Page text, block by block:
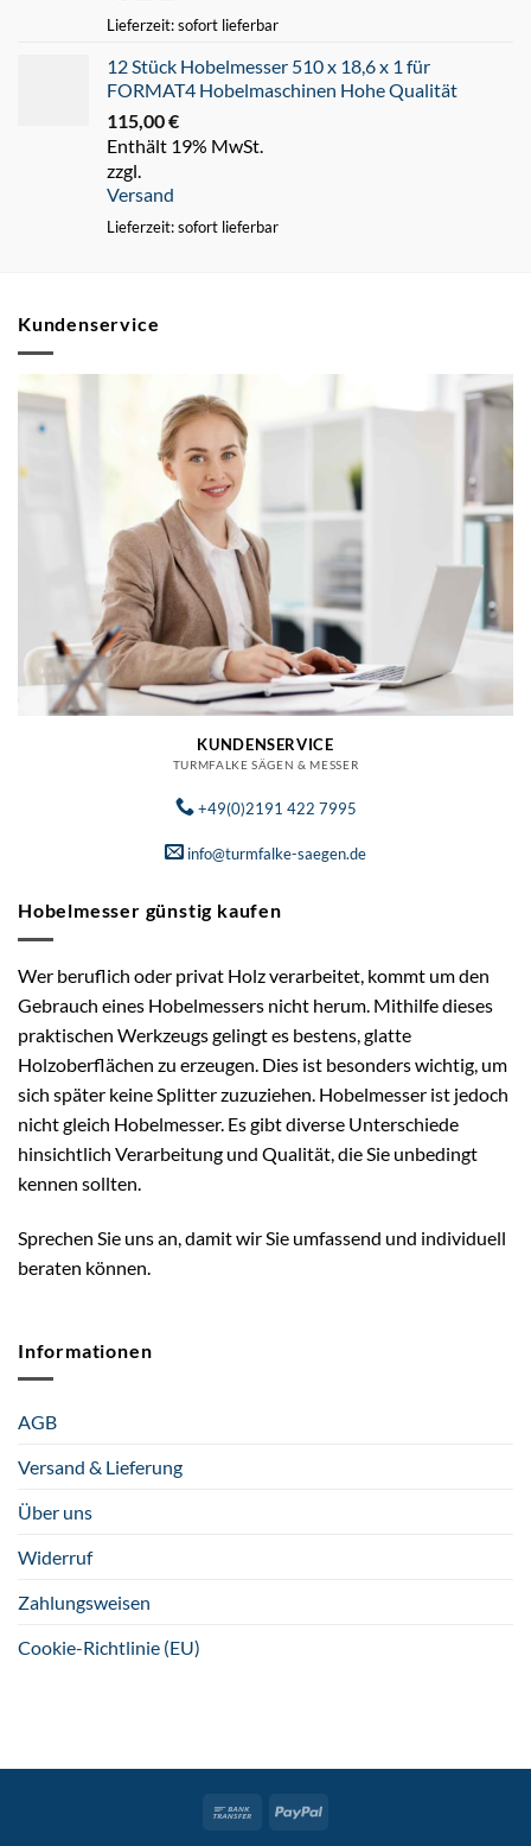
Lieferzeit: sofort lieferbar
12 Stück Hobelmesser 510 x 18,6 x 1 für
FORMAT4 Hobelmaschinen Hohe Qualität
115,00€
Enthält 19% MwSt.
zzgl.
Versand
Lieferzeit: sofort lieferbar
Kundenservice
KUNDENSERVICE
TURMFALKE SÄGEN & MESSER
+49(0)2191 422 7995
info@turmfalke-saegen.de
Hobelmesser günstig kaufen
Wer beruflich oder privat Holz verarbeitet, kommt um den
Gebrauch eines Hobelmessers nicht herum. Mithilfe dieses
praktischen Werkzeugs gelingt es bestens, glatte
Holzoberflächen zu erzeugen. Dies ist besonders wichtig, um
sich später keine Splitter zuzuziehen. Hobelmesser ist jedoch
nicht gleich Hobelmesser. Es gibt diverse Unterschiede
hinsichtlich Verarbeitung und Qualität, die Sie unbedingt
kennen sollten.
Sprechen Sie uns an, damit wir Sie umfassend und individuell
beraten können.
Informationen
AGB
Versand & Lieferung
Über uns
Widerruf
Zahlungsweisen
Cookie-Richtlinie (EU)
Bank